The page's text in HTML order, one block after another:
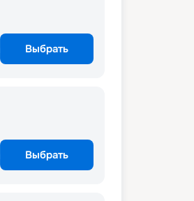
Выбрать
Выбрать